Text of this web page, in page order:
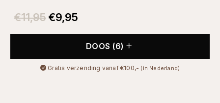
€11,95 was:
€11,95.
€9,95is:
€9,95.
DOOS (6)
Gratis verzending vanaf €100,- (in Nederland)